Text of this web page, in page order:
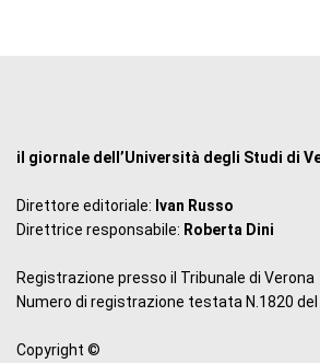
il giornale dell’Università degli Studi di
Direttore editoriale: Ivan Russo
Direttrice responsabile: Roberta Dini
Registrazione presso il Tribunale di Verona
Numero di registrazione testata N.1820 del
Copyright ©